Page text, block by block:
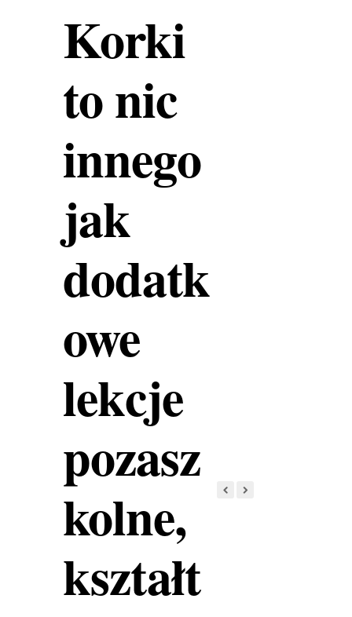
Korki
to nic
innego
jak
dodatk
owe
lekcje
pozasz
kolne,
kształt